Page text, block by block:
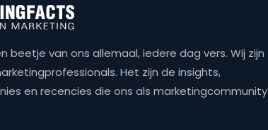
beetje van ons allemaal, iedere dag vers. Wij zijn
Het zijn de insights,
en recencies die ons als marketingcommunity